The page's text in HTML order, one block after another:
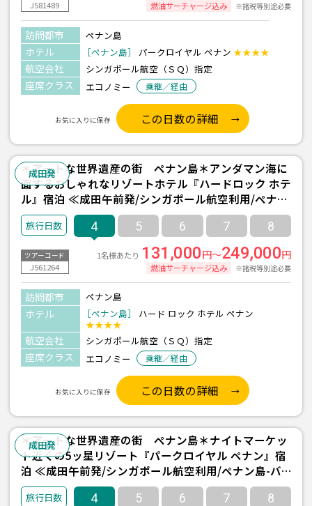
J581489 燃油サーチャージ込み ※諸税等別途必要
訪問都市 ペナン島
ホテル ［ペナン島］ パークロイヤル ペナン ★★★★
航空会社 シンガポール航空（ＳＱ）指定
座席クラス エコノミー 乗継／経由
お気に入りに保存 この日数の詳細
成田発
＊アートな世界遺産の街 ペナン島＊アンダマン海に
面するおしゃれなリゾートホテル『ハードロック ホテ
ル』宿泊 ≪成田午前発/シンガポール航空利用/ペナン
島-バトゥフェリンギ- 2泊4日間/朝食付き≫
4 5 6 7 8
ツアーコード
J561264
1名様あたり 131,000円～249,000円
燃油サーチャージ込み ※諸税等別途必要
訪問都市 ペナン島
ホテル ［ペナン島］
ハード ロック ホテル ペナン
★★★★
航空会社 シンガポール航空（ＳＱ）指定
座席クラス エコノミー 乗継／経由
お気に入りに保存 この日数の詳細
成田発
＊アートな世界遺産の街 ペナン島＊ナイトマーケッ
ト近くの5ッ星リゾート『パークロイヤル ペナン』宿
泊 ≪成田午前発/シンガポール航空利用/ペナン島-バ
トゥフェリンギ- 2泊4日間/朝食付き≫
4 5 6 7 8